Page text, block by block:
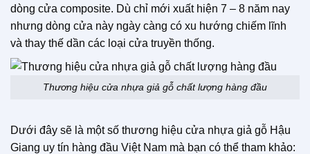
dòng cửa composite. Dù chỉ mới xuất hiện 7 – 8 năm nay
nhưng dòng cửa này ngày càng có xu hướng chiếm lĩnh
và thay thế dần các loại cửa truyền thống.
Thương hiệu cửa nhựa giả gỗ chất lượng hàng đầu
Dưới đây sẽ là một số thương hiệu cửa nhựa giả gỗ Hậu
Giang uy tín hàng đầu Việt Nam mà bạn có thể tham khảo: